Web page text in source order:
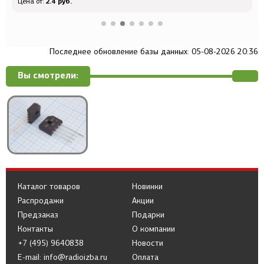
Последнее обновление базы данных: 05-08-2026 20:36
Вы смотрели:
Каталог товаров
Распродажи
Предзаказ
Новинки
Акции
Подарки
Контакты
+7 (495) 9640838
E-mail: info@radioizba.ru
О компании
Новости
Оплата